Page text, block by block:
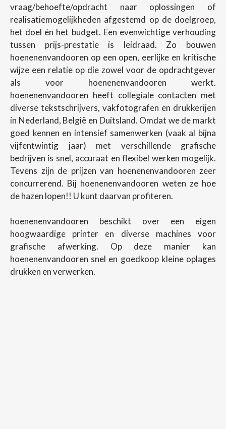
vraag/behoefte/opdracht naar oplossingen of
realisatiemogelijkheden afgestemd op de doelgroep,
het doel én het budget. Een evenwichtige verhouding
tussen prijs-prestatie is leidraad. Zo bouwen
hoenenenvandooren op een open, eerlijke en kritische
wijze een relatie op die zowel voor de opdrachtgever
als voor hoenenenvandooren werkt.
hoenenenvandooren heeft collegiale contacten met
diverse tekstschrijvers, vakfotografen en drukkerijen
in Nederland, België en Duitsland. Omdat we de markt
goed kennen en intensief samenwerken (vaak al bijna
vijfentwintig jaar) met verschillende grafische
bedrijven is snel, accuraat en flexibel werken mogelijk.
Tevens zijn de prijzen van hoenenenvandooren zeer
concurrerend. Bij hoenenenvandooren weten ze hoe
de hazen lopen!! U kunt daarvan profiteren.
hoenenenvandooren beschikt over een eigen
hoogwaardige printer en diverse machines voor
grafische afwerking. Op deze manier kan
hoenenenvandooren snel en goedkoop kleine oplages
drukken en verwerken.